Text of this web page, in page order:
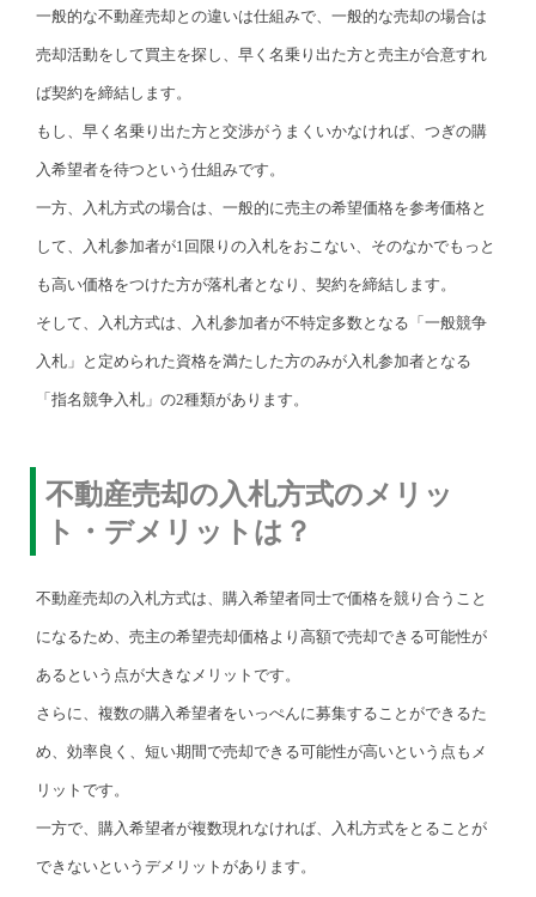
一般的な不動産売却との違いは仕組みで、一般的な売却の場合は
売却活動をして買主を探し、早く名乗り出た方と売主が合意すれ
ば契約を締結します。
もし、早く名乗り出た方と交渉がうまくいかなければ、つぎの購
入希望者を待つという仕組みです。
一方、入札方式の場合は、一般的に売主の希望価格を参考価格と
して、入札参加者が1回限りの入札をおこない、そのなかでもっと
も高い価格をつけた方が落札者となり、契約を締結します。
そして、入札方式は、入札参加者が不特定多数となる「一般競争
入札」と定められた資格を満たした方のみが入札参加者となる
「指名競争入札」の2種類があります。
不動産売却の入札方式のメリッ
ト・デメリットは？
不動産売却の入札方式は、購入希望者同士で価格を競り合うこと
になるため、売主の希望売却価格より高額で売却できる可能性が
あるという点が大きなメリットです。
さらに、複数の購入希望者をいっぺんに募集することができるた
め、効率良く、短い期間で売却できる可能性が高いという点もメ
リットです。
一方で、購入希望者が複数現れなければ、入札方式をとることが
できないというデメリットがあります。